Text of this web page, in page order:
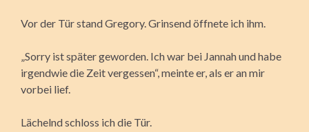
Vor der Tür stand Gregory. Grinsend öffnete ich ihm.
„Sorry ist später geworden. Ich war bei Jannah und habe
irgendwie die Zeit vergessen“, meinte er, als er an mir
vorbei lief.
Lächelnd schloss ich die Tür.